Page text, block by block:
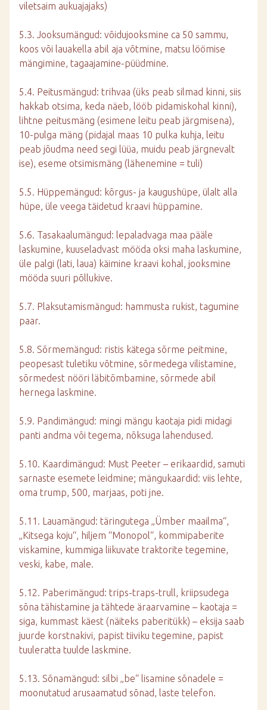
viletsaim aukuajajaks)
5.3. Jooksumängud: võidujooksmine ca 50 sammu,
koos või lauakella abil aja võtmine, matsu löömise
mängimine, tagaajamine-püüdmine.
5.4. Peitusmängud: trihvaa (üks peab silmad kinni, siis
hakkab otsima, keda näeb, lööb pidamiskohal kinni),
lihtne peitusmäng (esimene leitu peab järgmisena),
10-pulga mäng (pidajal maas 10 pulka kuhja, leitu
peab jõudma need segi lüüa, muidu peab järgnevalt
ise), eseme otsimismäng (lähenemine = tuli)
5.5. Hüppemängud: kõrgus- ja kaugushüpe, ülalt alla
hüpe, üle veega täidetud kraavi hüppamine.
5.6. Tasakaalumängud: lepaladvaga maa pääle
laskumine, kuuseladvast mööda oksi maha laskumine,
üle palgi (lati, laua) käimine kraavi kohal, jooksmine
mööda suuri põllukive.
5.7. Plaksutamismängud: hammusta rukist, tagumine
paar.
5.8. Sõrmemängud: ristis kätega sõrme peitmine,
peopesast tuletiku võtmine, sõrmedega vilistamine,
sõrmedest nööri läbitõmbamine, sõrmede abil
hernega laskmine.
5.9. Pandimängud: mingi mängu kaotaja pidi midagi
panti andma või tegema, nõksuga lahendused.
5.10. Kaardimängud: Must Peeter – erikaardid, samuti
sarnaste esemete leidmine; mängukaardid: viis lehte,
oma trump, 500, marjaas, poti jne.
5.11. Lauamängud: täringutega „Ümber maailma“,
„Kitsega koju“, hiljem “Monopol“, kommipaberite
viskamine, kummiga liikuvate traktorite tegemine,
veski, kabe, male.
5.12. Paberimängud: trips-traps-trull, kriipsudega
sõna tähistamine ja tähtede äraarvamine – kaotaja =
siga, kummast käest (näiteks paberitükk) – eksija saab
juurde korstnakivi, papist tiiviku tegemine, papist
tuuleratta tuulde laskmine.
5.13. Sõnamängud: silbi „be“ lisamine sõnadele =
moonutatud arusaamatud sõnad, laste telefon.